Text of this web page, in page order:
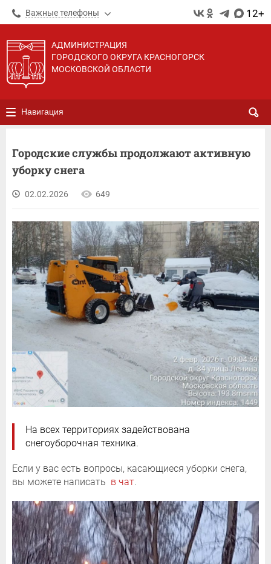
Важные телефоны 12+
АДМИНИСТРАЦИЯ
ГОРОДСКОГО ОКРУГА КРАСНОГОРСК
МОСКОВСКОЙ ОБЛАСТИ
Навигация
Городские службы продолжают активную
уборку снега
02.02.2026 649
На всех территориях задействована
снегоуборочная техника.
Если у вас есть вопросы, касающиеся уборки снега,
вы можете написать в чат.